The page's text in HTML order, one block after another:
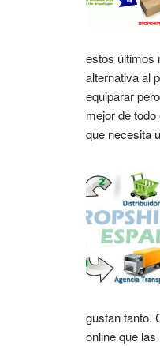
estos últimos
alternativa al
equiparar
mejor de
que necesita
gustan tanto.
online que